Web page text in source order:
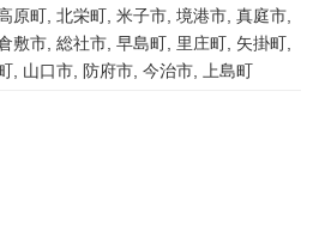
原町, 北栄町, 米子市, 境港市, 真庭市,
敷市, 総社市, 早島町, 里庄町, 矢掛町,
, 山口市, 防府市, 今治市, 上島町